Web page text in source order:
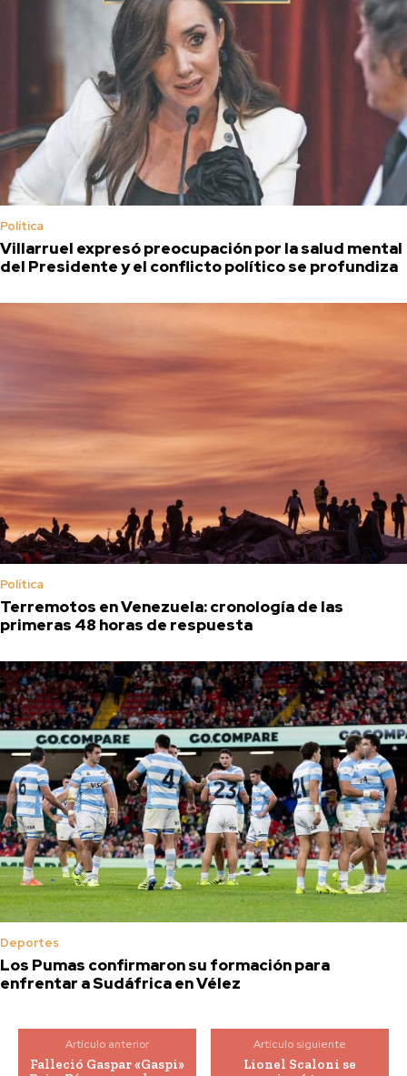
Política
Villarruel expresó preocupación por la salud mental
del Presidente y el conflicto político se profundiza
Política
Terremotos en Venezuela: cronología de las
primeras 48 horas de respuesta
Deportes
Los Pumas confirmaron su formación para
enfrentar a Sudáfrica en Vélez
Artículo anterior
Falleció Gaspar «Gaspi»
Artículo siguiente
Lionel Scaloni se